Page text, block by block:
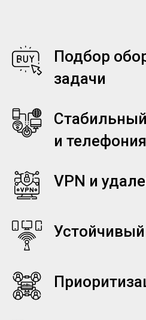
Подбор
задачи
и телефония
VPN и